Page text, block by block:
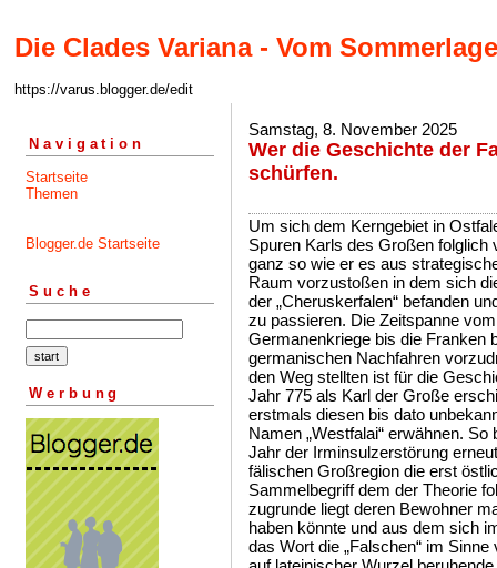
Die Clades Variana - Vom
https://varus.blogger.de/edit
Navigation
Startseite
Themen
Blogger.de Startseite
Suche
Werbung
Samstag, 8. November 2025
Wer die Geschichte der
schürfen.
Um sich dem Kerngebiet in
Spuren Karls des Großen
ganz so wie er es aus
Raum vorzustoßen in dem sich
der „Cheruskerfalen“ befanden
zu passieren. Die Zeitspanne
Germanenkriege bis die Franken
germanischen Nachfahren
den Weg stellten ist für die
Jahr 775 als Karl der Große
erstmals diesen bis dato
Namen „Westfalai“ erwähnen.
Jahr der Irminsulzerstörung
fälischen Großregion die erst
Sammelbegriff dem der Theorie
zugrunde liegt deren Bewohner
haben könnte und aus dem sich
das Wort die „Falschen“ im